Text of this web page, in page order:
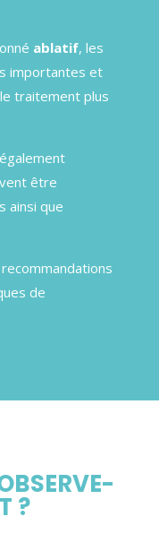
ablatif, les
importantes et
traitement plus
être
ainsi que
de
?